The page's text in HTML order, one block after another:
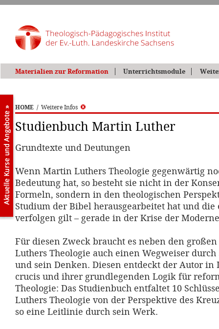
Materialien zur Reformation Unterrichtsmodule
HOME / Weitere Infos
Studienbuch Martin Luther
Grundtexte und Deutungen
Wenn Martin Luthers Theologie gegenwärtig
Bedeutung hat, so besteht sie nicht in der
Formeln, sondern in den theologischen
Studium der Bibel herausgearbeitet hat und die
verfolgen gilt – gerade in der Krise der
Für diesen Zweck braucht es neben den
Luthers Theologie auch einen Wegweiser
und sein Denken. Diesen entdeckt der Autor in
crucis und ihrer grundlegenden Logik für
Theologie: Das Studienbuch entfaltet 10
Luthers Theologie von der Perspektive des
so eine Leitlinie durch sein Werk.